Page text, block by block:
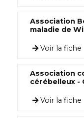
Association
maladie de
Voir la fiche
Association
cérébelleux -
Voir la fiche